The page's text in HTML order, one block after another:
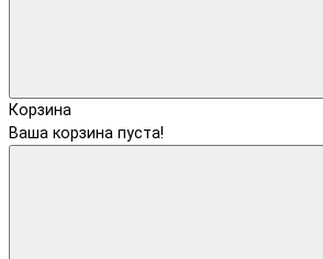
Корзина
Ваша корзина пуста!